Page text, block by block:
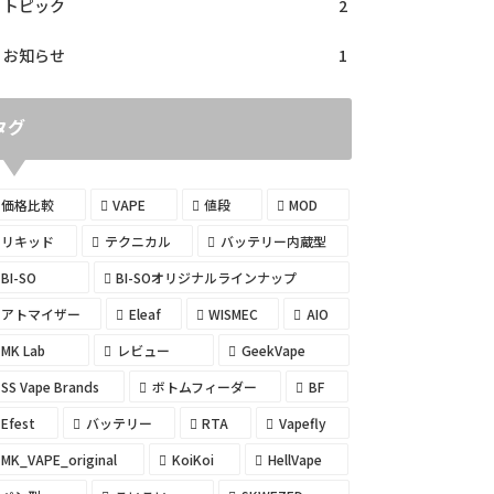
トピック 2
お知らせ 1
グ
価格比較 VAPE 値段
MOD
リキッド
テクニカル
バッテリー内蔵型
BI-SO
BI-SOオリジナルラインナップ
アトマイザー
Eleaf WISMEC
AIO
MK Lab
レビュー
GeekVape
SS Vape Brands
ボトムフィーダー
BF
Efest
バッテリー RTA
Vapefly
MK_VAPE_original
KoiKoi
HellVape